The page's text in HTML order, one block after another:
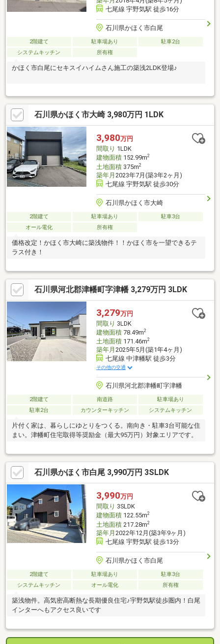
七尾線 宇野気駅 徒歩16分
石川県かほく市白尾
2階建て 駐車場あり
駐車2台
システムキッチン
所有権
かほく市白尾にセキスイハイムさん施工の築浅2LDK登場♪
石川県かほく市大崎 3,980万円 1LDK
3,980万円
間取り 1LDK
建物面積152.99m2
土地面積375m2
築年月 2023年7月(築3年2ヶ月)
七尾線 宇野気駅 徒歩30分
石川県かほく市大崎
2階建て 駐車場あり
駐車3台
オール電化
所有権
価格改定！かほく市大崎に築浅物件！！かほく市を一望できるテ
ラス付き！
石川県河北郡津幡町字津幡 3,279万円 3LDK
3,279万円
間取り 3LDK
建物面積78.49m2
土地面積171.46m2
築年月 2025年5月(築1年4ヶ月)
七尾線 中津幡駅 徒歩3分
その他の交通
石川県河北郡津幡町字津幡
2階建て 南道路
駐車場あり
駐車2台
カウンターキッチン システムキッチン
片付く家は、暮らしにゆとりをつくる。南向き・駐車3台可能な住
まい。津幡町住宅取得等奨励金（最大95万円）対象エリアです。
石川県かほく市白尾 3,990万円 3SLDK
3,990万円
間取り 3SLDK
建物面積122.55m2
土地面積217.28m2
築年月 2022年12月(築3年9ヶ月)
七尾線 宇野気駅 徒歩13分
石川県かほく市白尾
2階建て 駐車場あり
駐車3台
システムキッチン
オール電化 所有権
築浅物件。高気密高断熱な長期優良住宅♪宇野気駅徒歩圏内！白尾
インターへもアクセス良いです